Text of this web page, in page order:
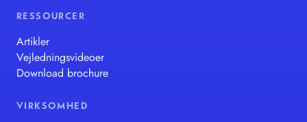
RESSOURCER
Artikler
Vejledningsvideoer
Download brochure
VIRKSOMHED